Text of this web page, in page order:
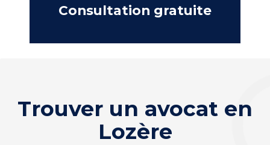
Consultation gratuite
Trouver un avocat en
Lozère